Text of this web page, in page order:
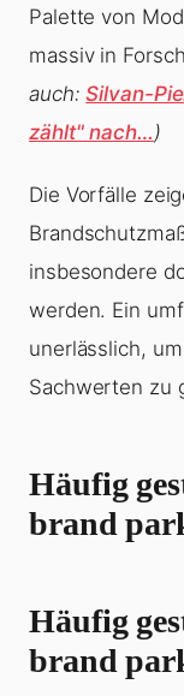
Palette von
massiv in
auch:Silvan-
zählt" nach…)
Die Vorfälle
insbesondere
werden. Ein
unerlässlich,
Sachwerten zu
Häufig
brand
Häufig
brand